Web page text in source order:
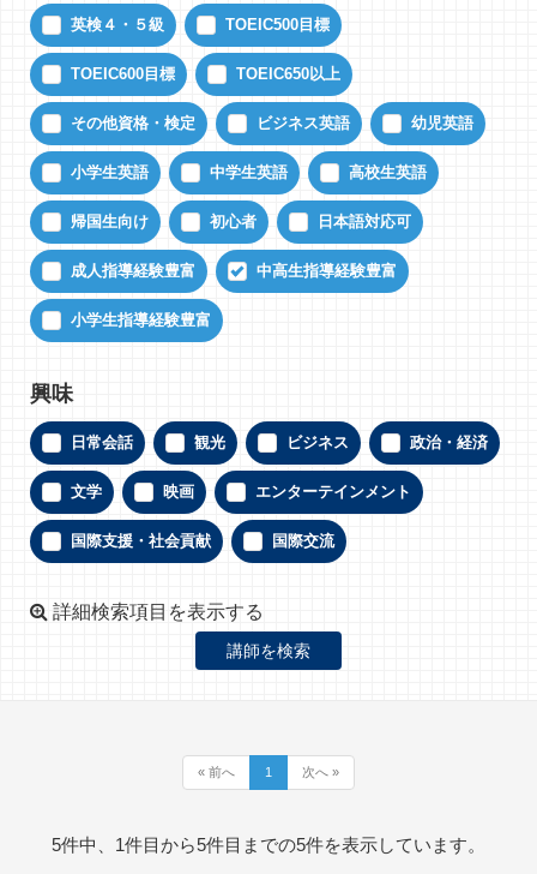
英検４・５級 TOEIC500目標
TOEIC600目標 TOEIC650以上
その他資格・検定 ビジネス英語 幼児英語
小学生英語 中学生英語 高校生英語
帰国生向け 初心者 日本語対応可
成人指導経験豊富 中高生指導経験豊富
小学生指導経験豊富
興味
日常会話 観光 ビジネス 政治・経済
文学 映画 エンターテインメント
国際支援・社会貢献 国際交流
詳細検索項目を表示する
« 前へ 1 次へ »
5件中、1件目から5件目までの5件を表示しています。